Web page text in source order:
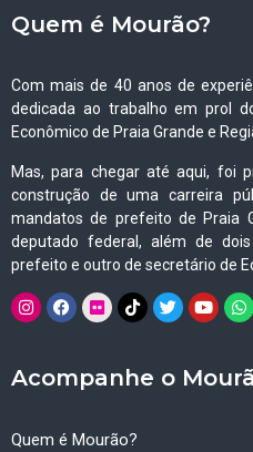
Quem é Mourão?
Com mais de 40 anos de
dedicada ao trabalho em prol
Econômico de Praia Grande e
Mas, para chegar até aqui, foi
construção de uma carreira
mandatos de prefeito de Praia
deputado federal, além de
prefeito e outro de secretário de
Acompanhe o
Quem é Mourão?